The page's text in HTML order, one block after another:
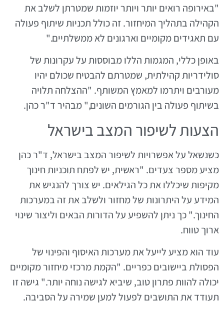
"באירופה רואים יותר ויותר יוזמות שמטרתן לשלב את
הקהילה בתהליך המיחזור. זה כולל תכניות שיתוף פעולה
עם תאגידים מקומיים וארגונים לא ממשלתיים."
באופן כללי, המגמות הללו מבוססות על עקרונות של
סולידריות קהילתית, שמטרתם להבטיח שכולם יהיו
מעורבים ויתרמו למאמץ המשותף. "ההצלחה תלויה
בשיתוף פעולה בין הגורמים השונים," מבהיר ד"ר כהן.
הצעות לשיפור המצב בישראל
כשנשאל על אפשרויות לשיפור המצב בישראל, ד"ר כהן
מציע מספר צעדים. "ראשית, יש לפתח תוכניות חינוך
מקיפות שיכללו את כל הגילאים. יש צורך להנגיש את
המידע על היתרונות של מחזור ולשלב את זה במערכות
החינוך." כך ניתן להשפיע על הדורות הבאים וליצור שינוי
ארוך טווח.
עוד הוא מציע לייעל את מערכות האיסוף והפינוי של
הפסולת ביישובים כפריים. "הקמת מרכזי מיחזור מקומיים
יכולה להוות פתרון טוב, שיביא לגישה נוחה יותר." גישה זו
תעודד את התושבים לפעול למען שמירה על הסביבה.